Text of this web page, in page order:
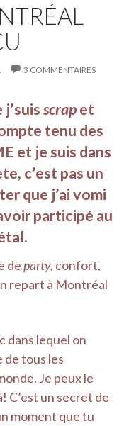
3 COMMENTAIRES
scrapet
tenu des
et je suis dans
c’est pas un
que j’ai vomi
participé au
departy, confort,
repart à Montréal
dans lequel on
tous les
Je peux le
C’est un secret de
moment que tu